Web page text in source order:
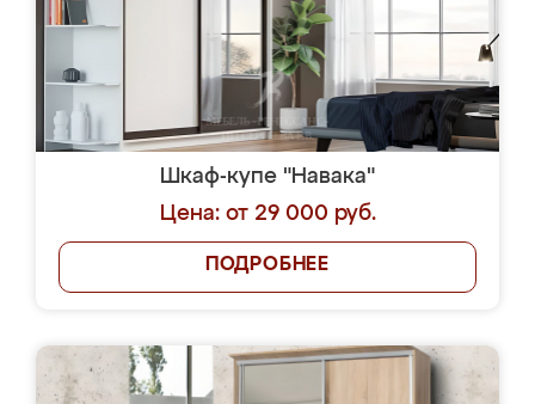
Шкаф-купе "Навака"
Цена: от 29 000 руб.
ПОДРОБНЕЕ